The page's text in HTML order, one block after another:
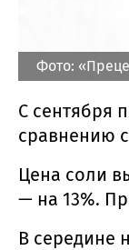
Фото:
С сентября
сравнению
Цена соли
— на 13%.
В середине